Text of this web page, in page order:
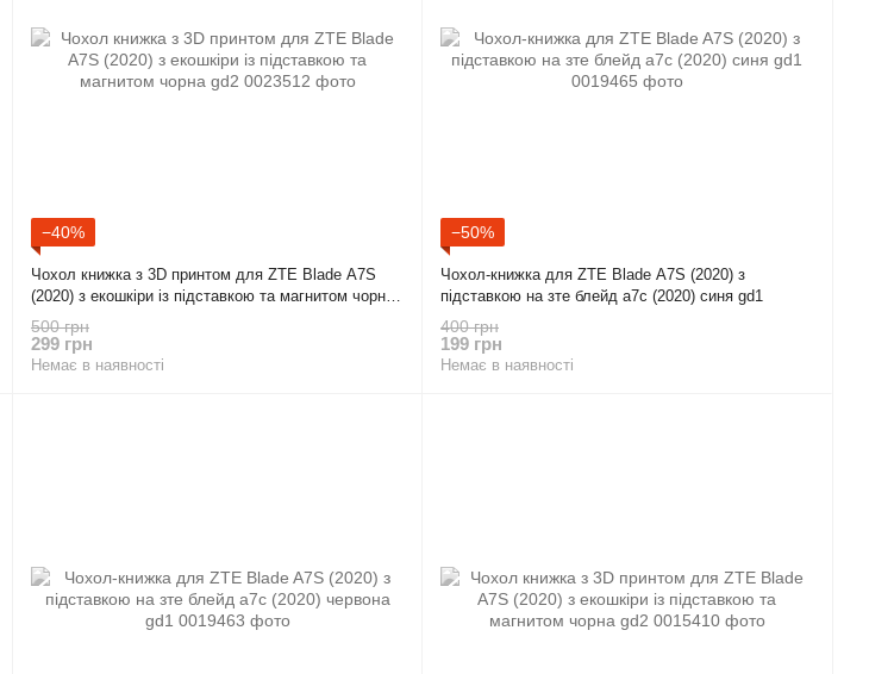
−40%
Чохол книжка з 3D принтом для ZTE Blade A7S
(2020) з екошкіри із підставкою та магнитом чорна
gd2
500 грн
299 грн
Немає в наявності
−50%
Чохол-книжка для ZTE Blade A7S (2020) з
підставкою на зте блейд а7с (2020) синя gd1
400 грн
199 грн
Немає в наявності